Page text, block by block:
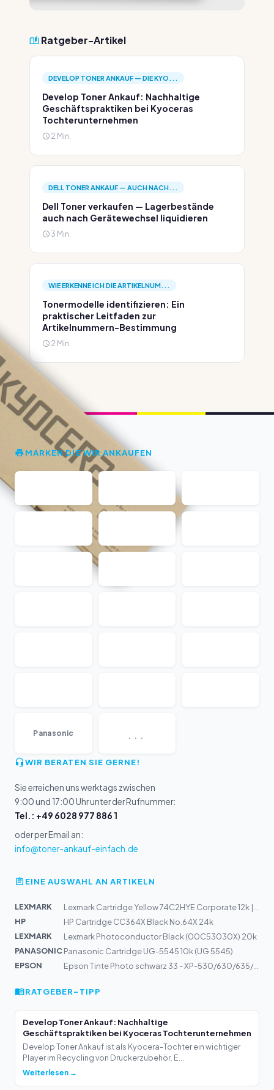
Ratgeber-Artikel
DEVELOP TONER ANKAUF — DIE KYO...
Develop Toner Ankauf: Nachhaltige
Geschäftspraktiken bei Kyoceras
Tochterunternehmen
2 Min.
DELL TONER ANKAUF — AUCH NACH...
Dell Toner verkaufen — Lagerbestände
auch nach Gerätewechsel liquidieren
3 Min.
WIE ERKENNE ICH DIE ARTIKELNUM...
Tonermodelle identifizieren: Ein
praktischer Leitfaden zur
Artikelnummern-Bestimmung
2 Min.
MARKEN DIE WIR ANKAUFEN
Panasonic ...
WIR BERATEN SIE GERNE!
Sie erreichen uns werktags zwischen
9:00 und 17:00 Uhr unter der Rufnummer:
Tel.: +49 6028 977 886 1
oder per Email an:
info@toner-ankauf-einfach.de
EINE AUSWAHL AN ARTIKELN
LEXMARK
HP
HP Cartridge CC364X Black No.64X 24k
LEXMARK
Lexmark Photoconductor Black (00C53030X) 20k
PANASONICPanasonic Cartridge UG-5545 10k (UG 5545)
EPSON
Epson Tinte Photo schwarz 33 - XP-530/630/635/830 4,5m...
RATGEBER-TIPP
Develop Toner Ankauf: Nachhaltige
Geschäftspraktiken bei Kyoceras Tochterunternehmen
Develop Toner Ankauf ist als Kyocera-Tochter ein wichtiger
Player im Recycling von Druckerzubehör. E...
Weiterlesen →